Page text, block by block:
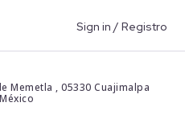
Sign in / Registro
Memetla , 05330 Cuajimalpa